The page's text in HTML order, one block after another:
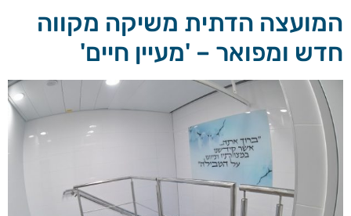
המועצה הדתית משיקה מקווה
חדש ומפואר – 'מעיין חיים'